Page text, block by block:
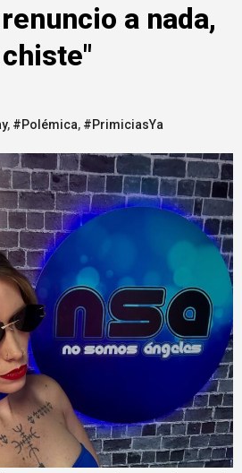
a nada,
, #Polémica, #PrimiciasYa